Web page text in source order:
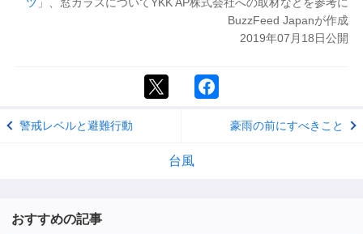
BuzzFeed Japanが作成
2019年07月18日公開
警戒レベルと避難行動 豪雨の前にすべきこと
台風
おすすめの記事